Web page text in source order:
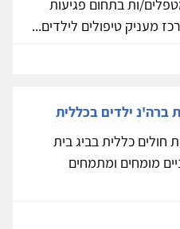
ות בתחום פגיעות
מעניק טיפולים לילדים...
ברה'נ ילדים בכללית
חולים כללית בביג בית
מומחים ומתמחים